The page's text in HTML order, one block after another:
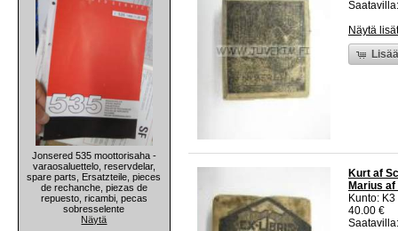
Jonsered 535 moottorisaha -
varaosaluettelo, reservdelar,
spare parts, Ersatzteile, pieces
de rechanche, piezas de
repuesto, ricambi, pecas
sobresselente
Näytä
Näytä
Kurt af
Marius
Kunto:
40.00 €